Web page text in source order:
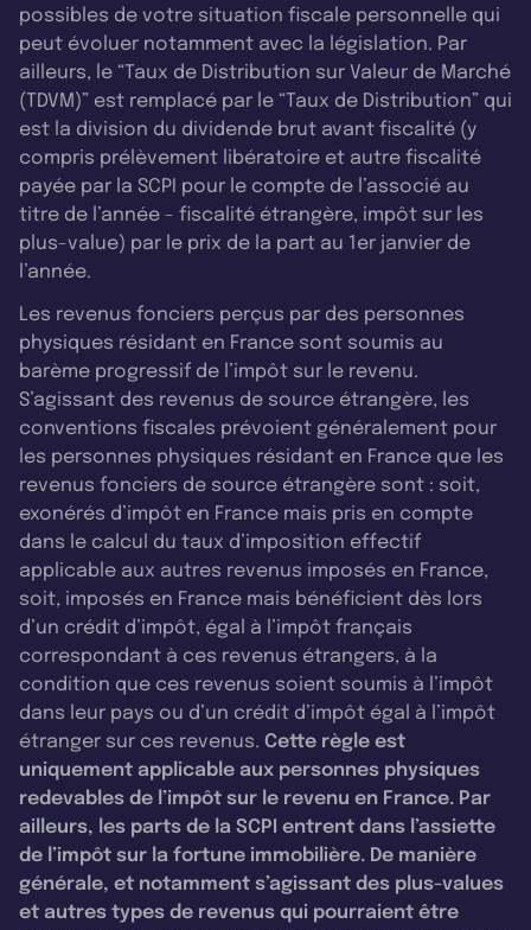
possibles de votre situation fiscale personnelle qui
peut évoluer notamment avec la législation. Par
ailleurs, le “Taux de Distribution sur Valeur de Marché
(TDVM)” est remplacé par le “Taux de Distribution” qui
est la division du dividende brut avant fiscalité (y
compris prélèvement libératoire et autre fiscalité
payée par la SCPI pour le compte de l’associé au
titre de l’année - fiscalité étrangère, impôt sur les
plus-value) par le prix de la part au 1er janvier de
l’année.
Les revenus fonciers perçus par des personnes
physiques résidant en France sont soumis au
barème progressif de l’impôt sur le revenu.
S’agissant des revenus de source étrangère, les
conventions fiscales prévoient généralement pour
les personnes physiques résidant en France que les
revenus fonciers de source étrangère sont : soit,
exonérés d’impôt en France mais pris en compte
dans le calcul du taux d’imposition effectif
applicable aux autres revenus imposés en France,
soit, imposés en France mais bénéficient dès lors
d’un crédit d’impôt, égal à l’impôt français
correspondant à ces revenus étrangers, à la
condition que ces revenus soient soumis à l’impôt
dans leur pays ou d’un crédit d’impôt égal à l’impôt
étranger sur ces revenus. Cette règle est
uniquement applicable aux personnes physiques
redevables de l’impôt sur le revenu en France. Par
ailleurs, les parts de la SCPI entrent dans l’assiette
de l’impôt sur la fortune immobilière. De manière
générale, et notamment s’agissant des plus-values
et autres types de revenus qui pourraient être